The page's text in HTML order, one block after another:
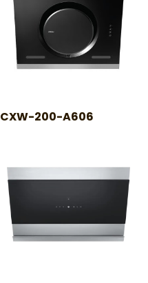
CXW-200-A606